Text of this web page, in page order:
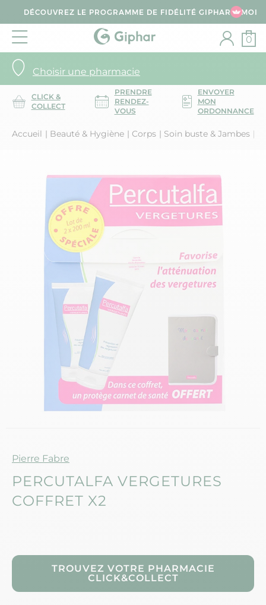
DÉCOUVREZ LE PROGRAMME DE FIDÉLITÉ GIPHAR & MOI
Choisir une pharmacie
0
CLICK &
COLLECT
PRENDRE
RENDEZ-
VOUS
ENVOYER
MON
ORDONNANCE
Accueil Beauté & Hygiène Corps Soin buste & Jambes
Marque
Pierre Fabre
PERCUTALFA VERGETURES
COFFRET X2
TROUVEZ VOTRE PHARMACIE
CLICK&COLLECT